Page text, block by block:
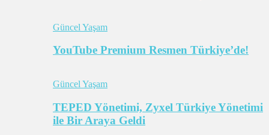
Güncel Yaşam
YouTube Premium Resmen Türkiye’de!
Güncel Yaşam
TEPED Yönetimi, Zyxel Türkiye Yönetimi
ile Bir Araya Geldi